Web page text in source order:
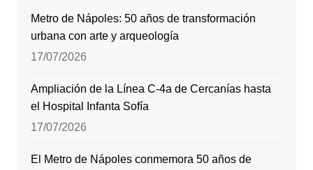
Metro de Nápoles: 50 años de transformación
urbana con arte y arqueología
17/07/2026
Ampliación de la Línea C-4a de Cercanías hasta
el Hospital Infanta Sofía
17/07/2026
El Metro de Nápoles conmemora 50 años de